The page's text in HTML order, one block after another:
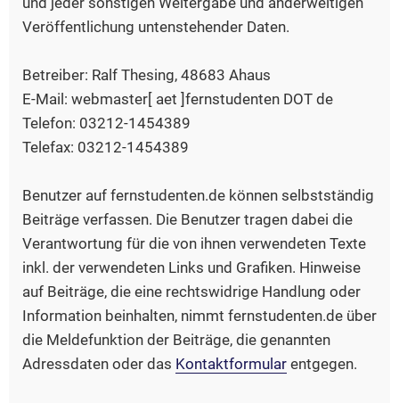
Veröffentlichung untenstehender Daten.
Betreiber: Ralf Thesing, 48683 Ahaus
E-Mail: webmaster[ aet ]fernstudenten DOT de
Telefon: 03212-1454389
Telefax: 03212-1454389
Benutzer auf fernstudenten.de können selbstständig
Beiträge verfassen. Die Benutzer tragen dabei die
Verantwortung für die von ihnen verwendeten Texte
inkl. der verwendeten Links und Grafiken. Hinweise
auf Beiträge, die eine rechtswidrige Handlung oder
Information beinhalten, nimmt fernstudenten.de über
die Meldefunktion der Beiträge, die genannten
Adressdaten oder das Kontaktformular entgegen.